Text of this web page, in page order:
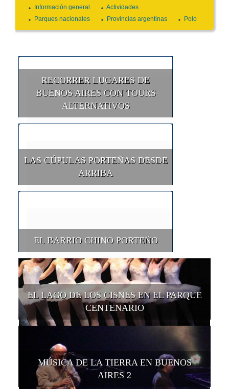
Información general
Actividades
Parques nacionales
Provincias argentinas Polo
RECORRER LUGARES DE
BUENOS AIRES CON TOURS
ALTERNATIVOS
LAS CÚPULAS PORTEÑAS DESDE
ARRIBA
EL BARRIO CHINO PORTEÑO
EL LAGO DE LOS CISNES EN EL PARQUE
CENTENARIO
MÚSICA DE LA TIERRA EN BUENOS
AIRES 2